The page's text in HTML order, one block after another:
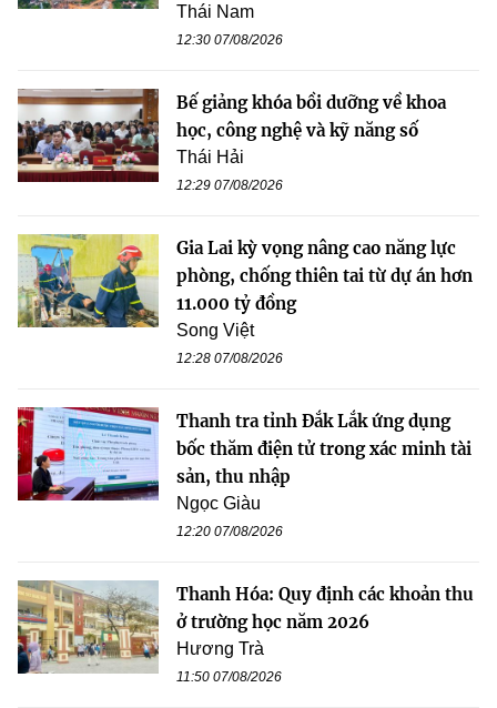
Thái Nam
12:30 07/08/2026
Bế giảng khóa bồi dưỡng về khoa
học, công nghệ và kỹ năng số
Thái Hải
12:29 07/08/2026
Gia Lai kỳ vọng nâng cao năng lực
phòng, chống thiên tai từ dự án hơn
11.000 tỷ đồng
Song Việt
12:28 07/08/2026
Thanh tra tỉnh Đắk Lắk ứng dụng
bốc thăm điện tử trong xác minh tài
sản, thu nhập
Ngọc Giàu
12:20 07/08/2026
Thanh Hóa: Quy định các khoản thu
ở trường học năm 2026
Hương Trà
11:50 07/08/2026